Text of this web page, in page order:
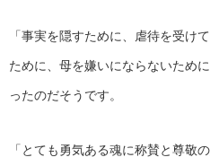
「事実を隠すために、虐待を受け
ために、母を嫌いにならないため
ったのだそうです。
「とても勇気ある魂に称賛と尊敬